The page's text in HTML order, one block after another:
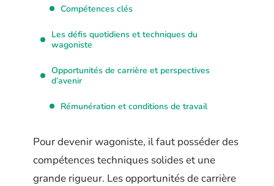
Compétences clés
Les défis quotidiens et techniques du
wagoniste
Opportunités de carrière et perspectives
d’avenir
Rémunération et conditions de travail
Pour devenir wagoniste, il faut posséder des
compétences techniques solides et une
grande rigueur. Les opportunités de carrière